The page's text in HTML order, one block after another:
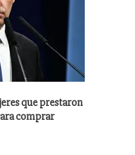
que prestaron
comprar